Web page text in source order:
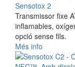
Sensotox 2
Transmissor fixe
inflamables,
opció sense fils.
Més info